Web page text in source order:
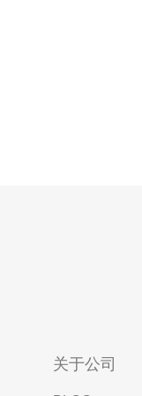
关于公司